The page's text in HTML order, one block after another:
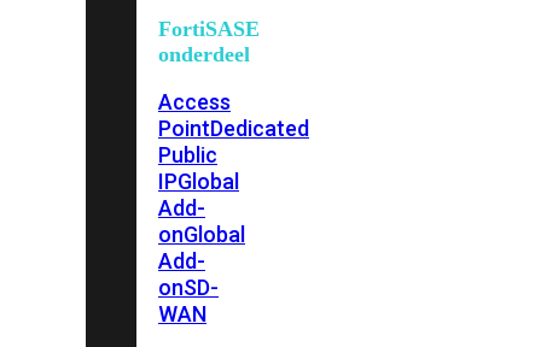
FortiSASE
onderdeel
Access
PointDedicated
Public
IPGlobal
Add-
onGlobal
Add-
onSD-
WAN